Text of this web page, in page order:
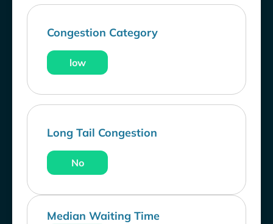
Congestion Category
low
Long Tail Congestion
No
Median Waiting Time